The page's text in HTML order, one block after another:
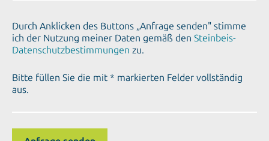
Durch Anklicken des Buttons „Anfrage senden" stimme
ich der Nutzung meiner Daten gemäß den Steinbeis-
Datenschutzbestimmungen zu.
Bitte füllen Sie die mit * markierten Felder vollständig
aus.